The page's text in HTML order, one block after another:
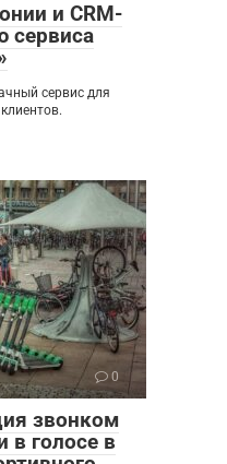
и CRM-
сервиса
сервис для
0
звонком
в голосе в